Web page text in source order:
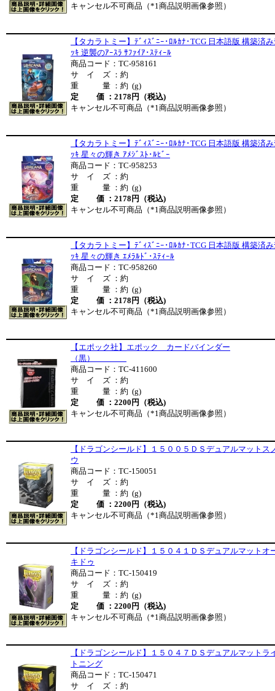
キャンセル不可商品（*1商品説明画像参照）
【タカラトミー】ﾃﾞｨｽﾞﾆｰ･ﾛﾙｶﾅ･TCG 日本語版 構築済
ｯｷ 逆襲のｱｰｽﾗ ｻﾌｧｲｱ･ｽﾃｨｰﾙ
商品コード：TC-958161
サ イ ズ ：約
重 量 ：約 (g)
定 価 ：2178円（税込)
キャンセル不可商品（*1商品説明画像参照）
【タカラトミー】ﾃﾞｨｽﾞﾆｰ･ﾛﾙｶﾅ･TCG 日本語版 構築済
ｯｷ 星々の輝き ｱﾒｼﾞｽﾄ･ﾙﾋﾞｰ
商品コード：TC-958253
サ イ ズ ：約
重 量 ：約 (g)
定 価 ：2178円（税込)
キャンセル不可商品（*1商品説明画像参照）
【タカラトミー】ﾃﾞｨｽﾞﾆｰ･ﾛﾙｶﾅ･TCG 日本語版 構築済
ｯｷ 星々の輝き ｴﾒﾗﾙﾄﾞ･ｽﾃｨｰﾙ
商品コード：TC-958260
サ イ ズ ：約
重 量 ：約 (g)
定 価 ：2178円（税込)
キャンセル不可商品（*1商品説明画像参照）
【エポック社】エポック カードバインダー
（黒）
商品コード：TC-411600
サ イ ズ ：約
重 量 ：約 (g)
定 価 ：2200円（税込)
キャンセル不可商品（*1商品説明画像参照）
【ドラゴンシールド】１５００５ＤＳデュアルマットス
ウ
商品コード：TC-150051
サ イ ズ ：約
重 量 ：約 (g)
定 価 ：2200円（税込)
キャンセル不可商品（*1商品説明画像参照）
【ドラゴンシールド】１５０４１ＤＳデュアルマットオ
キドゥ
商品コード：TC-150419
サ イ ズ ：約
重 量 ：約 (g)
定 価 ：2200円（税込)
キャンセル不可商品（*1商品説明画像参照）
【ドラゴンシールド】１５０４７ＤＳデュアルマットラ
トニング
商品コード：TC-150471
サ イ ズ ：約